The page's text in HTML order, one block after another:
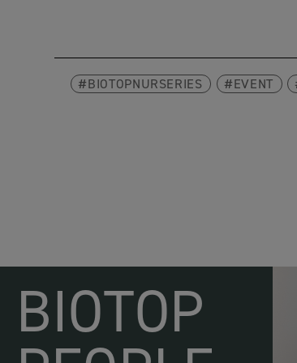
BIOTOPNURSERIES EVENT
BIOTOP